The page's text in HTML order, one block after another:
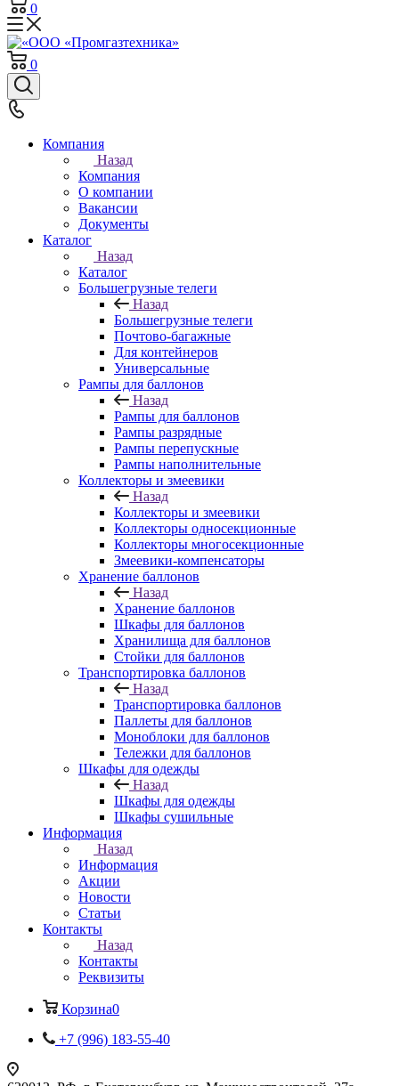
0
0
Компания
Назад
Компания
О компании
Вакансии
Документы
Каталог
Назад
Каталог
Большегрузные телеги
Назад
Большегрузные телеги
Почтово-багажные
Для контейнеров
Универсальные
Рампы для баллонов
Назад
Рампы для баллонов
Рампы разрядные
Рампы перепускные
Рампы наполнительные
Коллекторы и змеевики
Назад
Коллекторы и змеевики
Коллекторы односекционные
Коллекторы многосекционные
Змеевики-компенсаторы
Хранение баллонов
Назад
Хранение баллонов
Шкафы для баллонов
Хранилища для баллонов
Стойки для баллонов
Транспортировка баллонов
Назад
Транспортировка баллонов
Паллеты для баллонов
Моноблоки для баллонов
Тележки для баллонов
Шкафы для одежды
Назад
Шкафы для одежды
Шкафы сушильные
Информация
Назад
Информация
Акции
Новости
Статьи
Контакты
Назад
Контакты
Реквизиты
Корзина0
+7 (996) 183-55-40